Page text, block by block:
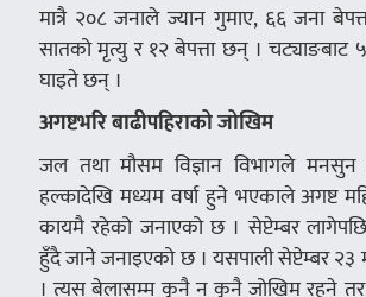
मात्रै २०८ जनाले ज्यान गुमाए, ६६ जना
सातको मृत्यु र १२ बेपत्ता छन् । चट्याङबाट
घाइते छन् ।
अगष्टभरि बाढीपहिराको जोखिम
जल तथा मौसम विज्ञान विभागले
हल्कादेखि मध्यम वर्षा हुने भएकाले अगष्ट
कायमै रहेको जनाएको छ । सेप्टेम्बर
हुँदै जाने जनाइएको छ । यसपाली सेप्टेम्बर
। त्यस बेलासम्म कुनै न कुनै जोखिम रहने तर